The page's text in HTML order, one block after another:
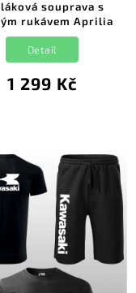
souprava s
rukávem Aprilia
1 299 Kč
Detail